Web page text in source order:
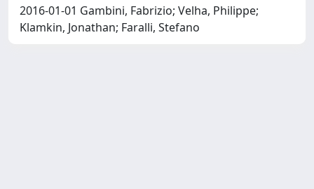
2016-01-01 Gambini, Fabrizio; Velha, Philippe;
Klamkin, Jonathan; Faralli, Stefano